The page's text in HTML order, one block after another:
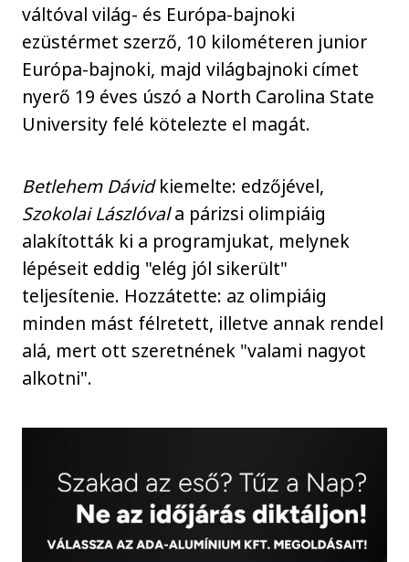
váltóval világ- és Európa-bajnoki
ezüstérmet szerző, 10 kilométeren junior
Európa-bajnoki, majd világbajnoki címet
nyerő 19 éves úszó a North Carolina State
University felé kötelezte el magát.
Betlehem Dávidkiemelte: edzőjével,
Szokolai Lászlóvala párizsi olimpiáig
alakították ki a programjukat, melynek
lépéseit eddig "elég jól sikerült"
teljesítenie. Hozzátette: az olimpiáig
minden mást félretett, illetve annak rendel
alá, mert ott szeretnének "valami nagyot
alkotni".